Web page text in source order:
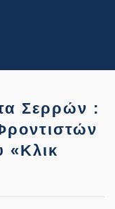
Σερρών :
«Κλικ